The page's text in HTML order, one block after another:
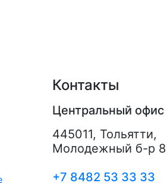
Контакты
Центральный офис
445011, Тольятти,
Молодежный б-р 8
+7 8482 53 33 33